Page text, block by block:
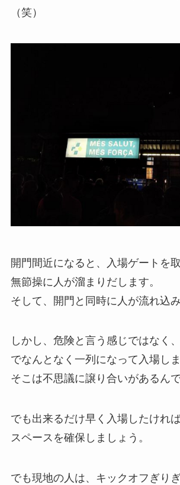
（笑）
開門間近になると、入場ゲートを
無節操に人が溜まりだします。
そして、開門と同時に人が流れ込み
しかし、危険と言う感じではなく
でなんとなく一列になって入場しま
そこは不思議に譲り合いがあるんで
でも出来るだけ早く入場したけれ
スペースを確保しましょう。
でも現地の人は、キックオフぎり